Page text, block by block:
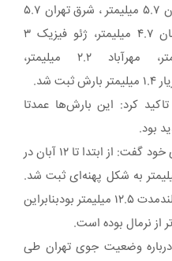
میلیمتر، دماوند ۵.۸ میلیمتر، اوشان ۵.۷ میلیمتر ، شرق تهران ۵.۷
میلیمتر، میگون ۵ میلیمتر، لواسان ۴.۷ میلیمتر، ژئو فیزیک ۳
میلیمتر ، تهرانسر۲.۴ میلیمتر، مهرآباد ۲.۲ میلیمتر،
کرد: این بارش‌ها عمدتا
وی در بخش دیگری از صحبت‌های خود گفت: از ابتدا تا ۱۲ آبان در
بارش استان تهران ۴.۲ میلیمتر به شکل پهنه‌ای ثبت شد.
میزان بارش در این بازه زمانی در بلندمدت ۱۲.۵ میلیمتر بودبنابراین
وضعیت جوی تهران طی